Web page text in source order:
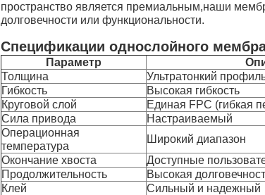
пространство является премиальным,наши
долговечности или функциональности.
Спецификации однослойного
Параметр
Толщина
Ультратонкий
Гибкость
Высокая гибкость
Круговой слой
Единая FPC (гибкая
Сила привода
Настраиваемый
Операционная
температура
Широкий диапазон
Окончание хвоста
Доступные
Продолжительность
Высокая
Клей
Сильный и надежный